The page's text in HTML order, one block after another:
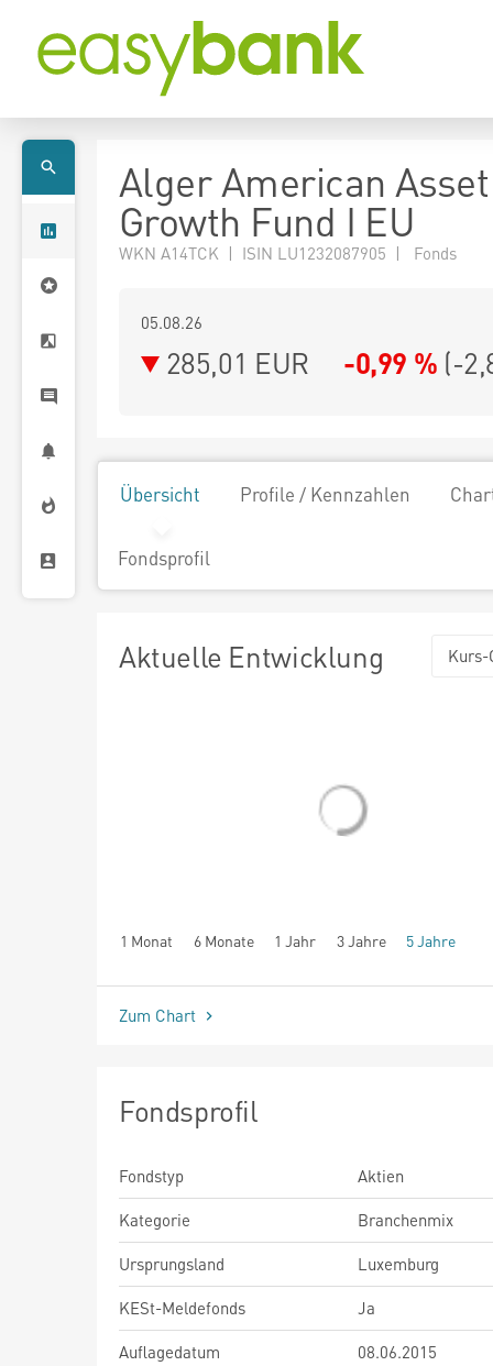
Alger American Asset
Growth Fund I EU
WKN A14TCK | ISIN LU1232087905 | Fonds
05.08.26
285,01 EUR -0,99 % (-
Übersicht Profile / Kennzahlen
Fondsprofil
Aktuelle Entwicklung Kurs-
1 Monat 6 Monate 1 Jahr 3 Jahre 5 Jahre
seit Beginn
Zum Chart
Fondsprofil
Fondstyp
Aktien
Kategorie
Branchenmix
Ursprungsland
Luxemburg
KESt-Meldefonds
Ja
Auflagedatum
08.06.2015